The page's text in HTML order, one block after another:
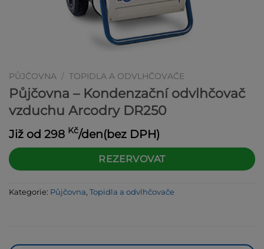
PŮJČOVNA / TOPIDLA A ODVLHČOVAČE
Půjčovna – Kondenzační odvlhčovač
vzduchu Arcodry DR250
Již od 298 Kč/den(bez DPH)
REZERVOVAT
Alternative:
Kategorie: Půjčovna, Topidla a odvlhčovače